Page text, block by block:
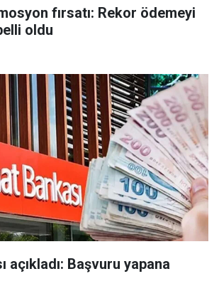
fırsatı: Rekor ödemeyi
oldu
açıkladı: Başvuru yapana